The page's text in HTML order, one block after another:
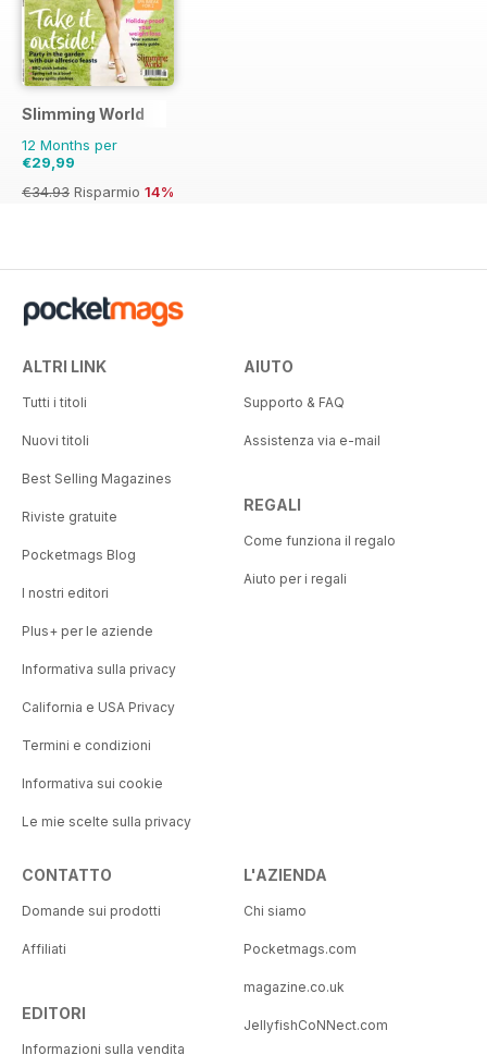
Slimming World
12 Months per
€29,99
€34.93 Risparmio 14%
ALTRI LINK
Tutti i titoli
Nuovi titoli
Best Selling Magazines
Riviste gratuite
Pocketmags Blog
I nostri editori
Plus+ per le aziende
Informativa sulla privacy
California e USA Privacy
Termini e condizioni
Informativa sui cookie
Le mie scelte sulla privacy
AIUTO
Supporto & FAQ
Assistenza via e-mail
REGALI
Come funziona il regalo
Aiuto per i regali
CONTATTO
Domande sui prodotti
Affiliati
EDITORI
Informazioni sulla vendita
L'AZIENDA
Chi siamo
Pocketmags.com
magazine.co.uk
JellyfishCoNNect.com